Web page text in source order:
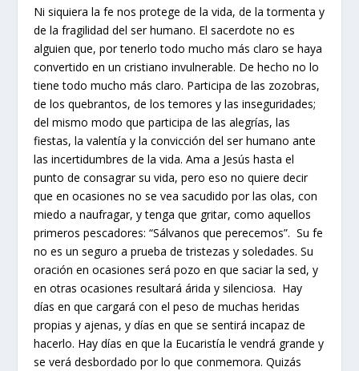
Ni siquiera la fe nos protege de la vida, de la tormenta y
de la fragilidad del ser humano. El sacerdote no es
alguien que, por tenerlo todo mucho más claro se haya
convertido en un cristiano invulnerable. De hecho no lo
tiene todo mucho más claro. Participa de las zozobras,
de los quebrantos, de los temores y las inseguridades;
del mismo modo que participa de las alegrías, las
fiestas, la valentía y la convicción del ser humano ante
las incertidumbres de la vida. Ama a Jesús hasta el
punto de consagrar su vida, pero eso no quiere decir
que en ocasiones no se vea sacudido por las olas, con
miedo a naufragar, y tenga que gritar, como aquellos
primeros pescadores: “Sálvanos que perecemos”. Su fe
no es un seguro a prueba de tristezas y soledades. Su
oración en ocasiones será pozo en que saciar la sed, y
en otras ocasiones resultará árida y silenciosa. Hay
días en que cargará con el peso de muchas heridas
propias y ajenas, y días en que se sentirá incapaz de
hacerlo. Hay días en que la Eucaristía le vendrá grande y
se verá desbordado por lo que conmemora. Quizás